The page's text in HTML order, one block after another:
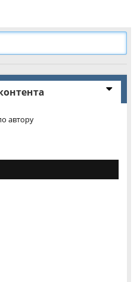
автору